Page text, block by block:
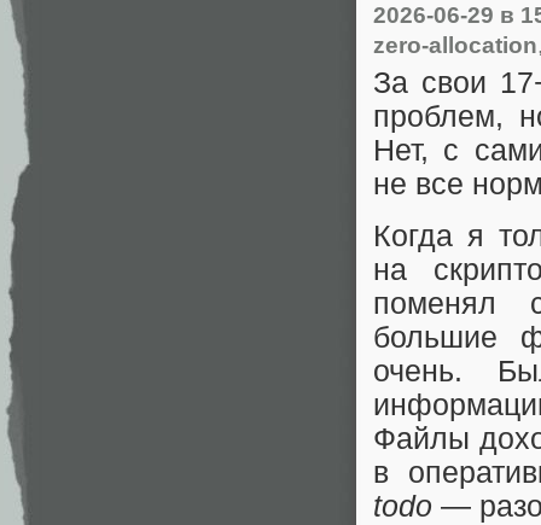
2026-06-29 в
zero-allocation
За свои
проблем,
Нет, с
не все
Когда я
на
поменял
большие
очень.
Файлы
в
todo —